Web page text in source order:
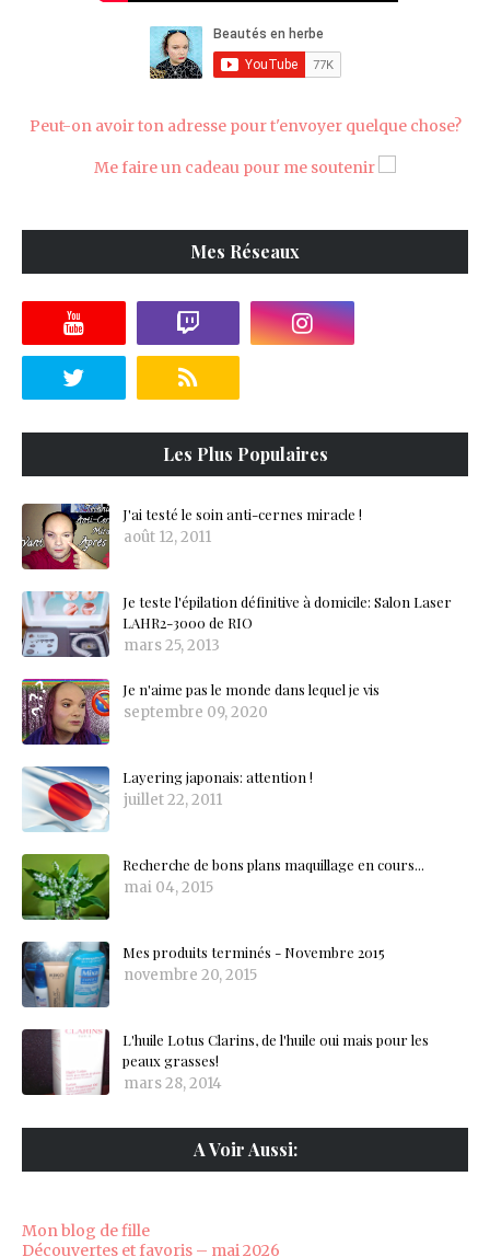
Peut-on avoir ton adresse pour t'envoyer quelque chose?
Me faire un cadeau pour me soutenir
Mes Réseaux
Les Plus Populaires
J'ai testé le soin anti-cernes miracle !
août 12, 2011
Je teste l'épilation définitive à domicile: Salon Laser
LAHR2-3000 de RIO
mars 25, 2013
Je n'aime pas le monde dans lequel je vis
septembre 09, 2020
Layering japonais: attention !
juillet 22, 2011
Recherche de bons plans maquillage en cours...
mai 04, 2015
Mes produits terminés - Novembre 2015
novembre 20, 2015
L'huile Lotus Clarins, de l'huile oui mais pour les
peaux grasses!
mars 28, 2014
A Voir Aussi:
Mon blog de fille
Découvertes et favoris – mai 2026